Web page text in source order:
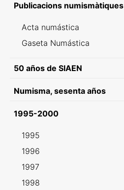
Publicacions numismàtiques
Acta numástica
Gaseta Numástica
50 años de SIAEN
Numisma, sesenta años
1995-2000
1995
1996
1997
1998